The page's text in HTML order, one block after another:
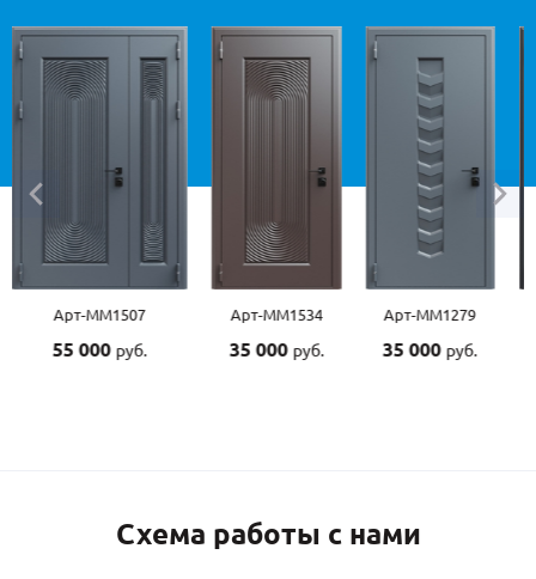
Арт-ММ1507
55 000 руб.
Арт-ММ1534
35 000 руб.
Арт-ММ1279
35 000 руб.
Схема работы с нами